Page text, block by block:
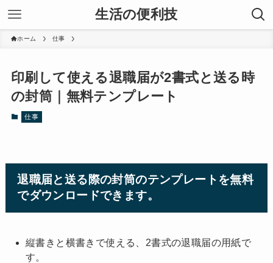
生活の便利技
ホーム 仕事
印刷して使える退職届が2書式と送る時
の封筒｜無料テンプレート
仕事
退職届と送る際の封筒のテンプレートを無料
でダウンロードできます。
縦書きと横書きで使える、2書式の退職届の用紙で
す。